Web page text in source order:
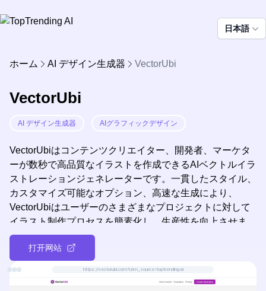
日本語
ホーム AI デザイン生成器 VectorUbi
VectorUbi
AI デザイン生成器 AIグラフィックデザイン
VectorUbiはコンテンツクリエイター、開発者、マーケタ
ーが数秒で高品質なイラストを作成できるAIベクトルイラ
ストレーションジェネレーターです。一貫したスタイル、
カスタマイズ可能なオプション、高速な生成により、
VectorUbiはユーザーのさまざまなプロジェクトに対して
イラスト制作プロセスを簡素化し、生産性を向上させま
す。
打开网站
https://vectorubi.com?utm_source=toptrending-ai